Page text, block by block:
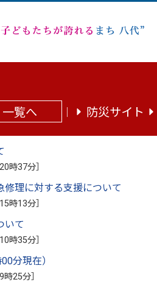
一覧へ 防災サイト
時37分
修理に対する支援について
時13分
いて
時35分
分現在）
時25分
ポーター研修（
研修（ステップアップ編）
自分らしく暮らせる 心のかよい
解の促進及び障がい者の社会参